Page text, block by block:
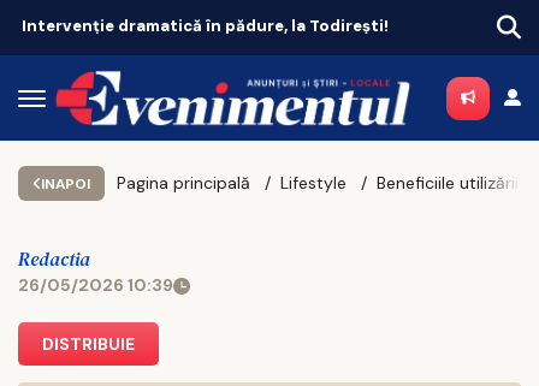
Intervenție dramatică în pădure, la Todirești!
INAPOI Pagina principală Lifestyle
Redactia
26/05/2026 10:39
DISTRIBUIE